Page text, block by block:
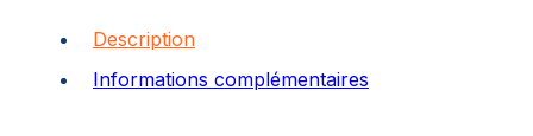
Description
Informations complémentaires